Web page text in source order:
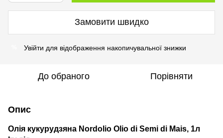
Замовити швидко
Увійти для відображення накопичувальної знижки
До обраного Порівняти
Опис
Олія кукурудзяна Nordolio Olio di Semi di Mais, 1л